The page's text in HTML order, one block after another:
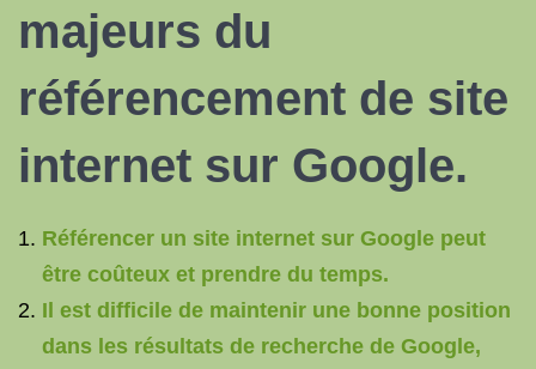
majeurs du
référencement de site
internet sur Google.
Référencer un site internet sur Google peut
être coûteux et prendre du temps.
Il est difficile de maintenir une bonne position
dans les résultats de recherche de Google,